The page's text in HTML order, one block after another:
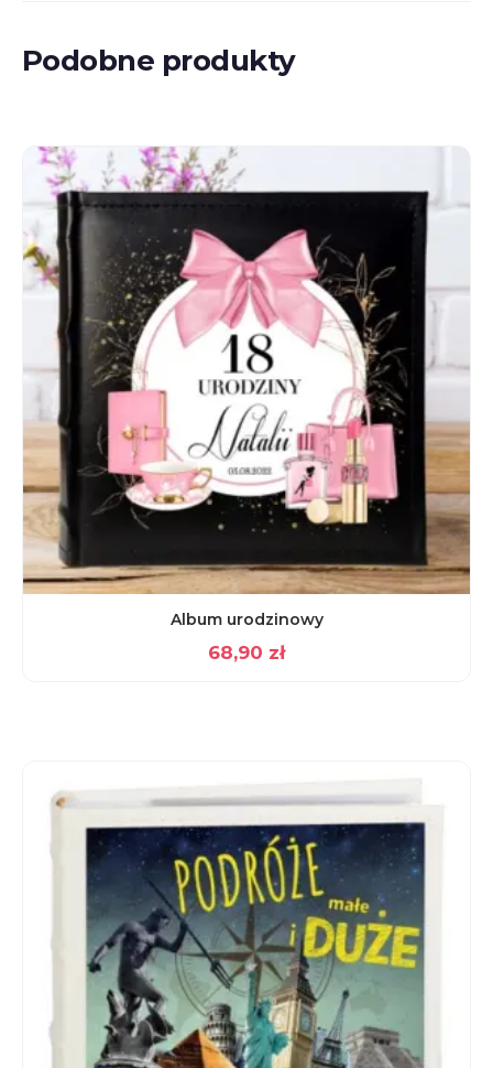
Podobne produkty
Album urodzinowy
68,90 zł